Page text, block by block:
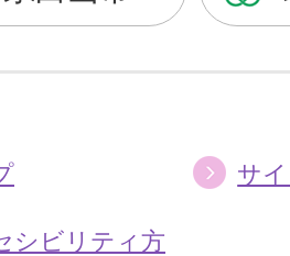
に
に
サ
シビリティ方